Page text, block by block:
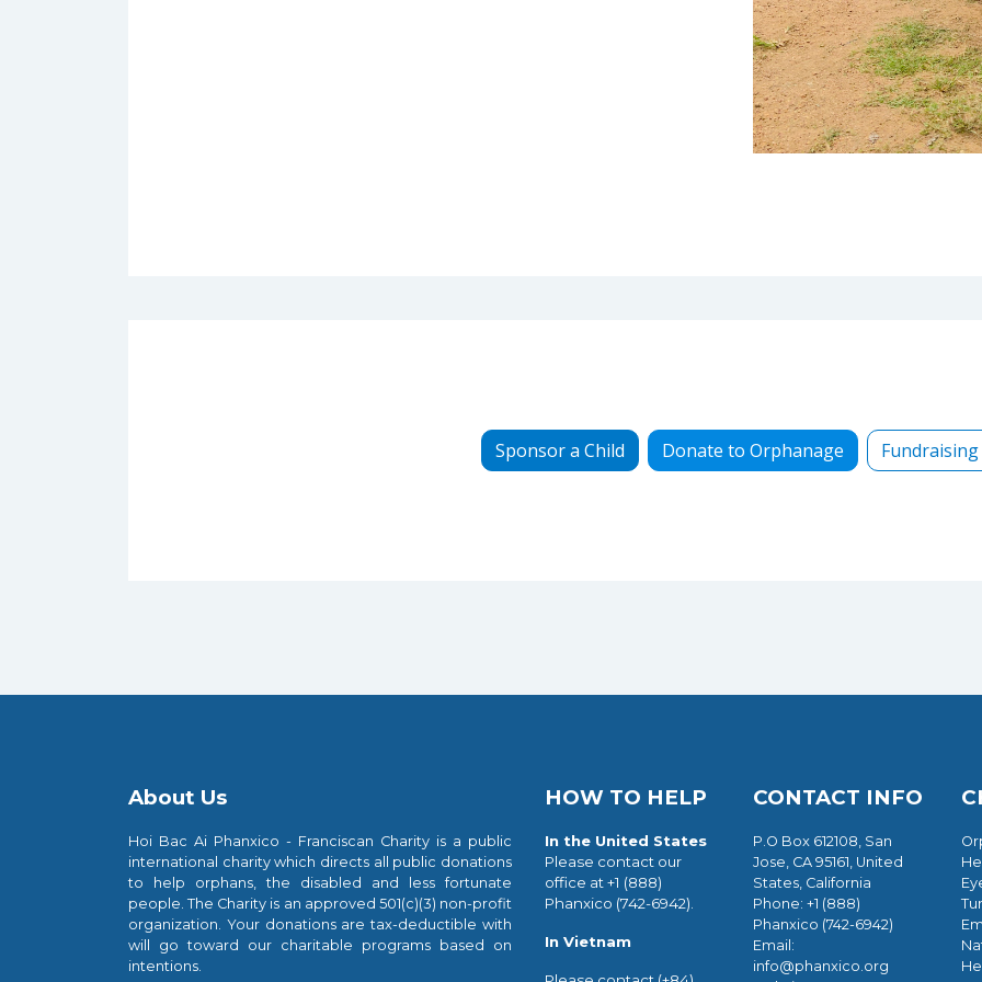
Sponsor a Child Donate to Orphanage Fundraising
About Us
Hoi Bac Ai Phanxico - Franciscan Charity is a public
international charity which directs all public donations
to help orphans, the disabled and less fortunate
people. The Charity is an approved 501(c)(3) non-profit
organization. Your donations are tax-deductible with
will go toward our charitable programs based on
intentions.
HOW TO HELP
In the United States
Please contact our
office at +1 (888)
Phanxico (742-6942).
In Vietnam
CONTACT INFO
P.O Box 612108, San
Jose, CA 95161, United
States, California
Phone: +1 (888)
Phanxico (742-6942)
Email:
info@phanxico.org